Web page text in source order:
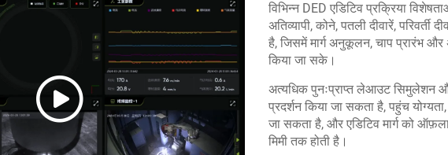
विभिन्न DED एडिटिव प्रक्रिया
अतिव्यापी, कोने, पतली दीवारें, परिवर्ती
है, जिसमें मार्ग अनुकूलन, चाप प्रारंभ
किया जा सके।
अत्यधिक पुनःप्राप्त लेआउट सिमुलेशन और
प्रदर्शन किया जा सकता है, पहुंच
जा सकता है, और एडिटिव मार्ग को
मिमी तक होती है।